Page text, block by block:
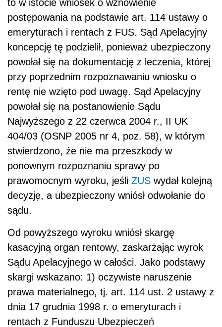
to w istocie wniosek o wznowienie
postępowania na pod­stawie art. 114 ustawy o
emeryturach i rentach z FUS. Sąd Apelacyjny
koncepcję tę podzielił, ponieważ ubezpieczony
powołał się na dokumentację z leczenia, której
przy poprzednim rozpoznawaniu wniosku o
rentę nie wzięto pod uwagę. Sąd Apela­cyjny
powołał się na postanowienie Sądu
Najwyższego z 22 czerwca 2004 r., II UK
404/03 (OSNP 2005 nr 4, poz. 58), w którym
stwierdzono, że nie ma przeszkody w
ponownym rozpoznaniu sprawy po
prawomocnym wyroku, jeśli ZUS wydał kolejną
decyzję, a ubezpieczony wniósł odwołanie do
sądu.
Od powyższego wyroku wniósł skargę
kasacyjną organ rentowy, zaskarżając wyrok
Sądu Apelacyjnego w całości. Jako podstawy
skargi wskazano: 1) oczywiste naruszenie
prawa materialnego, tj. art. 114 ust. 2 ustawy z
dnia 17 grudnia 1998 r. o emeryturach i
rentach z Funduszu Ubezpieczeń